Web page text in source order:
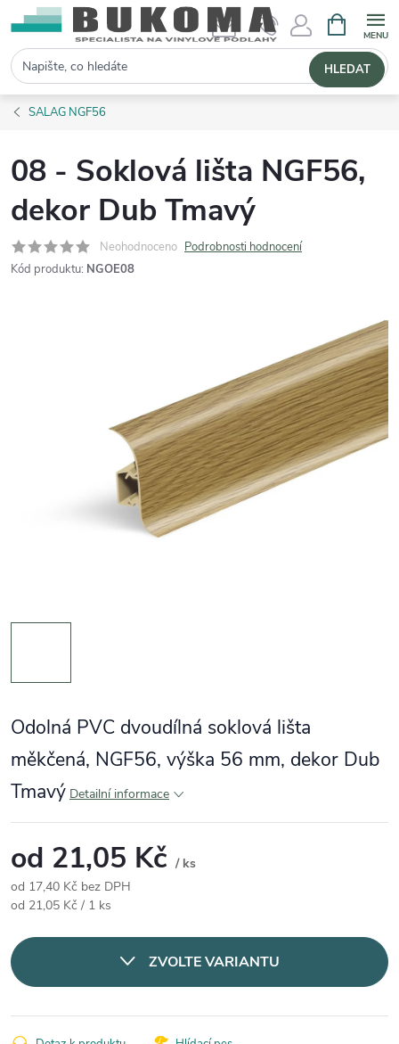
Hledat HLEDAT
SALAG NGF56
08 - Soklová lišta NGF56,
dekor Dub Tmavý
Neohodnoceno Podrobnosti hodnocení
Kód produktu: NGOE08
Odolná PVC dvoudílná soklová lišta
měkčená, NGF56, výška 56 mm, dekor Dub
Tmavý Detailní informace
od 21,05 Kč / ks
od 17,40 Kč bez DPH
Měrná cena:
od 21,05 Kč / 1 ks
ZVOLTE VARIANTU